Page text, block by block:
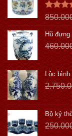
Được
hạng
5 sao
Hũ đựng
Lộc bình
Bộ kỷ